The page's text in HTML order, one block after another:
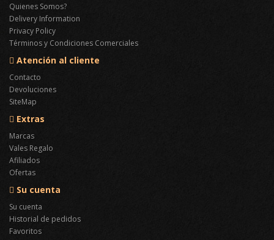
Quienes Somos?
Delivery Information
Privacy Policy
Términos y Condiciones Comerciales
Atención al cliente
Contacto
Devoluciones
SiteMap
Extras
Marcas
Vales Regalo
Afiliados
Ofertas
Su cuenta
Su cuenta
Historial de pedidos
Favoritos